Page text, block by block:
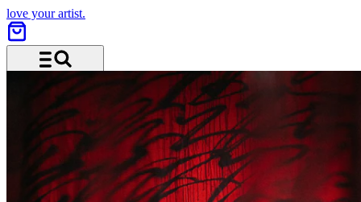
love your artist.
Menü und Suche